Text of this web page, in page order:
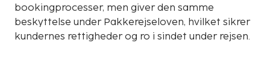
bookingprocesser, men giver den samme
beskyttelse under Pakkerejseloven, hvilket sikrer
kundernes rettigheder og ro i sindet under rejsen.